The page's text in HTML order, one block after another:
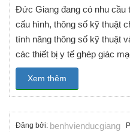
Đức Giang đang có nhu cầu
cấu hình, thông số kỹ thuật
tính năng thông số kỹ thuật
các thiết bị y tế ghép giác
Xem thêm
Đăng bởi: benhvienducgiang